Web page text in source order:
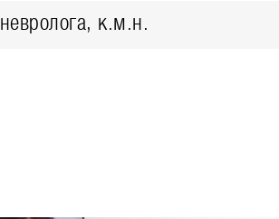
к.м.н.